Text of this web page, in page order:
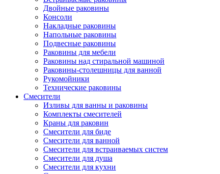
Двойные раковины
Консоли
Накладные раковины
Напольные раковины
Подвесные раковины
Раковины для мебели
Раковины над стиральной машиной
Раковины-столешницы для ванной
Рукомойники
Технические раковины
Смесители
Изливы для ванны и раковины
Комплекты смесителей
Краны для раковин
Смесители для биде
Смесители для ванной
Смесители для встраиваемых систем
Смесители для душа
Смесители для кухни